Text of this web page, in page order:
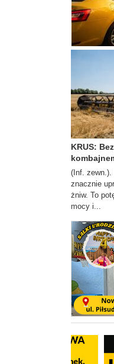
KRUS:
(Inf. zewn.).
znacznie
żniw. To
mocy i...